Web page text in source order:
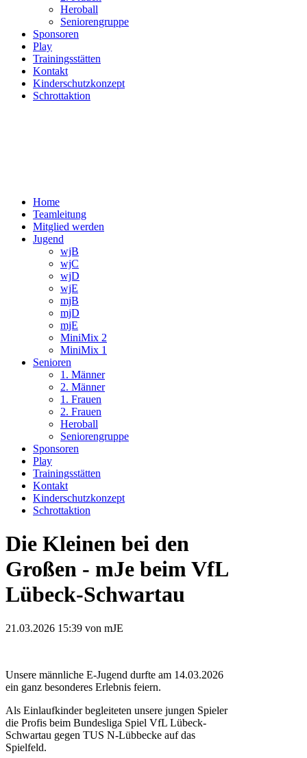
Heroball
Seniorengruppe
Sponsoren
Play
Trainingsstätten
Kontakt
Kinderschutzkonzept
Schrottaktion
Home
Teamleitung
Mitglied werden
Jugend
wjB
wjC
wjD
wjE
mjB
mjD
mjE
MiniMix 2
MiniMix 1
Senioren
1. Männer
2. Männer
1. Frauen
2. Frauen
Heroball
Seniorengruppe
Sponsoren
Play
Trainingsstätten
Kontakt
Kinderschutzkonzept
Schrottaktion
Die Kleinen bei den
Großen - mJe beim VfL
Lübeck-Schwartau
21.03.2026 15:39 von mJE
Unsere männliche E-Jugend durfte am 14.03.2026
ein ganz besonderes Erlebnis feiern.
Als Einlaufkinder begleiteten unsere jungen Spieler
die Profis beim Bundesliga Spiel VfL Lübeck-
Schwartau gegen TUS N-Lübbecke auf das
Spielfeld.